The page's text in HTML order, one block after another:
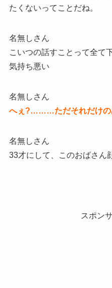
たくないってことだね。
名無しさん
こいつの話すことって全て
気持ち悪い
名無しさん
へぇ?………ただそれだけ
名無しさん
33才にして、このおばさん
スポン